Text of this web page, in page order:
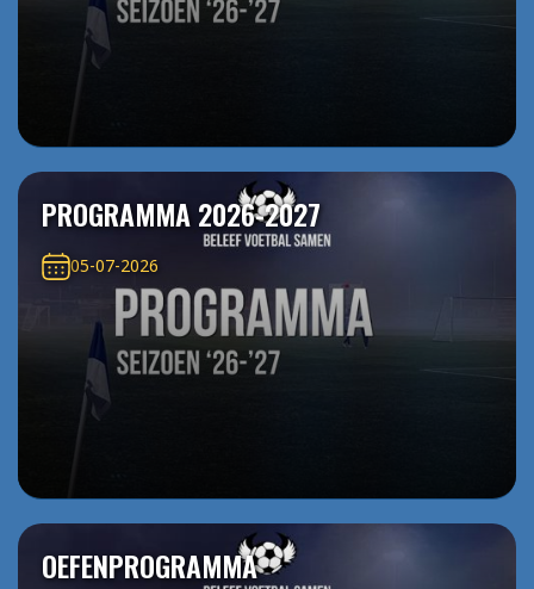
PROGRAMMA 2026-2027
05-07-2026
OEFENPROGRAMMA